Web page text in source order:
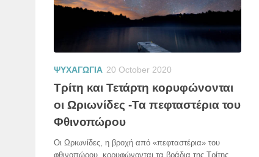
ΨΥΧΑΓΩΓΙΑ 20 October 2020
Τρίτη και Τετάρτη κορυφώνονται
οι Ωριωνίδες -Τα πεφταστέρια του
Φθινοπώρου
Οι Ωριωνίδες, η βροχή από «πεφταστέρια» του
φθινοπώρου, κορυφώνονται τα βράδια της Τρίτης